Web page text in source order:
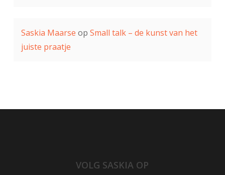
Saskia Maarse op Small talk – de kunst van het
juiste praatje
VOLG SASKIA OP